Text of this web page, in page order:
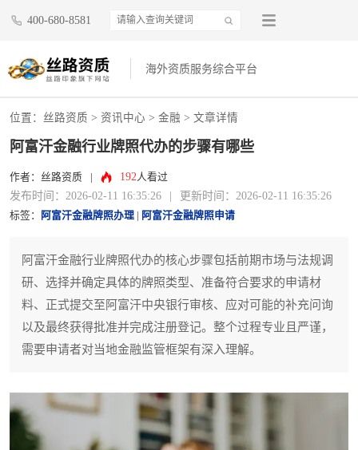
400-680-8581
海外资质服务综合平台
位置： 丝路资质 > 资讯中心 > 金融 > 文章详情
阿富汗金融行业牌照代办的步骤有哪些
作者：丝路资质 192人看过
发布时间：2026-02-11 16:35:26 更新时间：2026-02-11 16:35:26
标签： 阿富汗金融牌照办理 阿富汗金融牌照申请
阿富汗金融行业牌照代办的核心步骤包括前期市场与法规调
研、选择并确定具体的牌照类型、准备符合要求的申请材
料、正式提交至阿富汗中央银行审核、应对可能的补充问询
以及最终获得批准并完成注册登记。整个过程专业且严谨，
需要申请者对当地金融监管框架有深入理解。